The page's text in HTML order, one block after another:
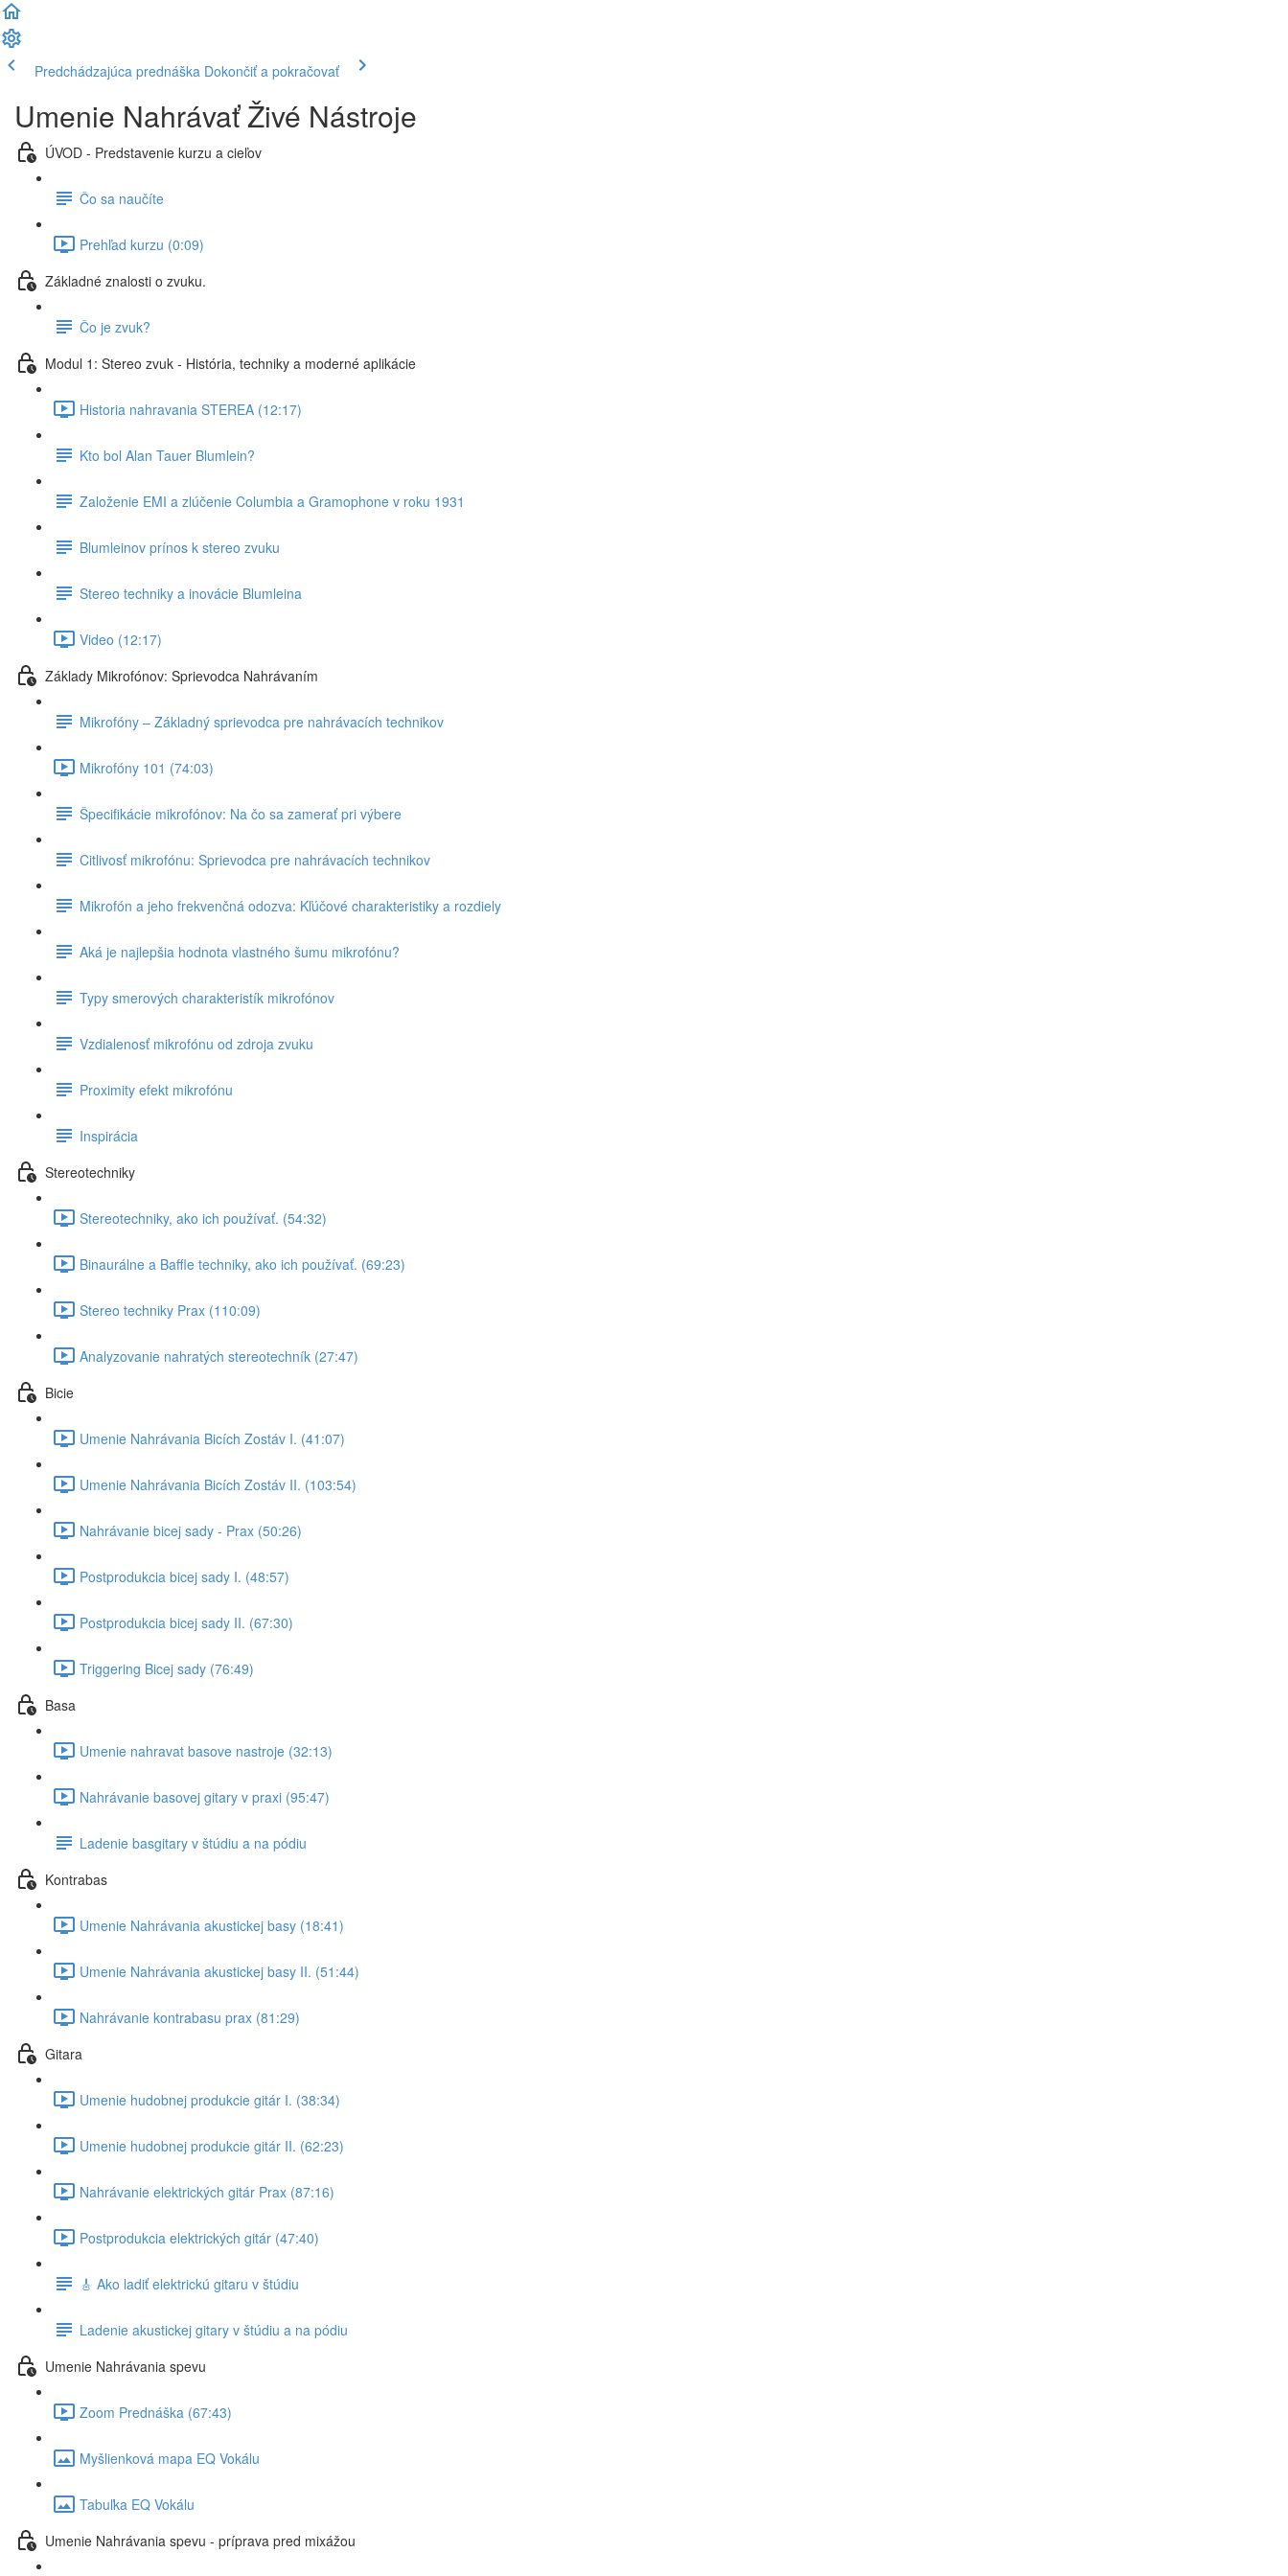
Predchádzajúca prednáška Dokončiť a pokračovať
Umenie Nahrávať Živé Nástroje
ÚVOD - Predstavenie kurzu a cieľov
Čo sa naučíte
Prehľad kurzu (0:09)
Základné znalosti o zvuku.
Čo je zvuk?
Modul 1: Stereo zvuk - História, techniky a moderné aplikácie
Historia nahravania STEREA (12:17)
Kto bol Alan Tauer Blumlein?
Založenie EMI a zlúčenie Columbia a Gramophone v roku 1931
Blumleinov prínos k stereo zvuku
Stereo techniky a inovácie Blumleina
Video (12:17)
Základy Mikrofónov: Sprievodca Nahrávaním
Mikrofóny – Základný sprievodca pre nahrávacích technikov
Mikrofóny 101 (74:03)
Špecifikácie mikrofónov: Na čo sa zamerať pri výbere
Citlivosť mikrofónu: Sprievodca pre nahrávacích technikov
Mikrofón a jeho frekvenčná odozva: Kľúčové charakteristiky a rozdiely
Aká je najlepšia hodnota vlastného šumu mikrofónu?
Typy smerových charakteristík mikrofónov
Vzdialenosť mikrofónu od zdroja zvuku
Proximity efekt mikrofónu
Inspirácia
Stereotechniky
Stereotechniky, ako ich používať. (54:32)
Binaurálne a Baffle techniky, ako ich používať. (69:23)
Stereo techniky Prax (110:09)
Analyzovanie nahratých stereotechník (27:47)
Bicie
Umenie Nahrávania Bicích Zostáv I. (41:07)
Umenie Nahrávania Bicích Zostáv II. (103:54)
Nahrávanie bicej sady - Prax (50:26)
Postprodukcia bicej sady I. (48:57)
Postprodukcia bicej sady II. (67:30)
Triggering Bicej sady (76:49)
Basa
Umenie nahravat basove nastroje (32:13)
Nahrávanie basovej gitary v praxi (95:47)
Ladenie basgitary v štúdiu a na pódiu
Kontrabas
Umenie Nahrávania akustickej basy (18:41)
Umenie Nahrávania akustickej basy II. (51:44)
Nahrávanie kontrabasu prax (81:29)
Gitara
Umenie hudobnej produkcie gitár I. (38:34)
Umenie hudobnej produkcie gitár II. (62:23)
Nahrávanie elektrických gitár Prax (87:16)
Postprodukcia elektrických gitár (47:40)
🎸 Ako ladiť elektrickú gitaru v štúdiu
Ladenie akustickej gitary v štúdiu a na pódiu
Umenie Nahrávania spevu
Zoom Prednáška (67:43)
Myšlienková mapa EQ Vokálu
Tabuľka EQ Vokálu
Umenie Nahrávania spevu - príprava pred mixážou